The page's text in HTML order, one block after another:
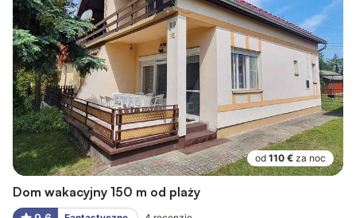
od 110 € za noc
Dom wakacyjny 150 m od plaży